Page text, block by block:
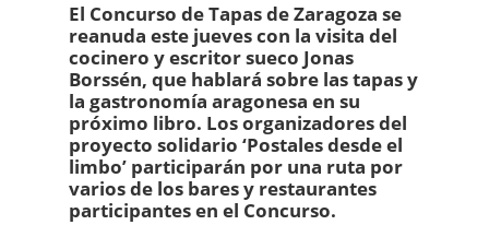
El Concurso de Tapas de Zaragoza se
reanuda este jueves con la visita del
cocinero y escritor sueco Jonas
Borssén, que hablará sobre las tapas y
la gastronomía aragonesa en su
próximo libro. Los organizadores del
proyecto solidario ‘Postales desde el
limbo’ participarán por una ruta por
varios de los bares y restaurantes
participantes en el Concurso.